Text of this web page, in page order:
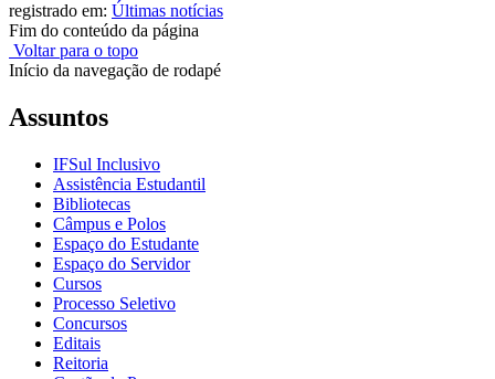
registrado em: Últimas notícias
Fim do conteúdo da página
Voltar para o topo
Início da navegação de rodapé
Assuntos
IFSul Inclusivo
Assistência Estudantil
Bibliotecas
Câmpus e Polos
Espaço do Estudante
Espaço do Servidor
Cursos
Processo Seletivo
Concursos
Editais
Reitoria